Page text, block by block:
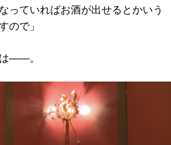
っていればお酒が出せるとかいう
ので」
――。